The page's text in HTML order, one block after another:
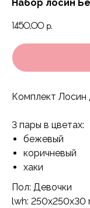
Набор лосин
1450,00 р.
Комплект Лосин
3 пары в цветах:
бежевый
коричневый
хаки
Пол: Девочки
lwh: 250x250x30